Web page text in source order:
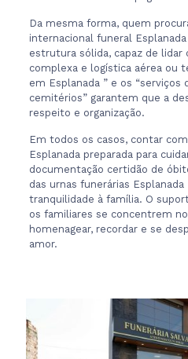
Da mesma forma, quem
internacional funeral
estrutura sólida, capaz de lidar
complexa e logística aérea ou
em Esplanada ” e os “serviços
cemitérios” garantem que a
respeito e organização.
Em todos os casos, contar
Esplanada preparada para
documentação certidão de
das urnas funerárias
tranquilidade à família. O
os familiares se concentrem
homenagear, recordar e se
amor.